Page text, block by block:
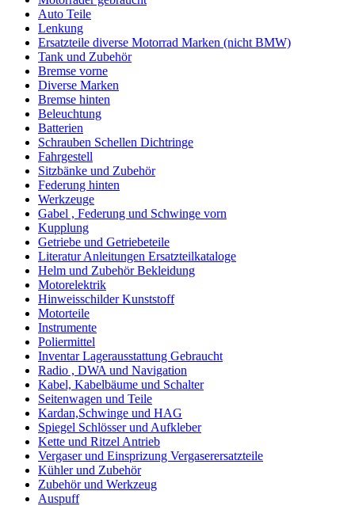
Auto Teile
Lenkung
Ersatzteile diverse Motorrad Marken (nicht BMW)
Tank und Zubehör
Bremse vorne
Diverse Marken
Bremse hinten
Beleuchtung
Batterien
Schrauben Schellen Dichtringe
Fahrgestell
Sitzbänke und Zubehör
Federung hinten
Werkzeuge
Gabel , Federung und Schwinge vorn
Kupplung
Getriebe und Getriebeteile
Literatur Anleitungen Ersatzteilkataloge
Helm und Zubehör Bekleidung
Motorelektrik
Hinweisschilder Kunststoff
Motorteile
Instrumente
Poliermittel
Inventar Lagerausstattung Gebraucht
Radio , DWA und Navigation
Kabel, Kabelbäume und Schalter
Seitenwagen und Teile
Kardan,Schwinge und HAG
Spiegel Schlösser und Aufkleber
Kette und Ritzel Antrieb
Vergaser und Einsprizung Vergaserersatzteile
Kühler und Zubehör
Zubehör und Werkzeug
Auspuff